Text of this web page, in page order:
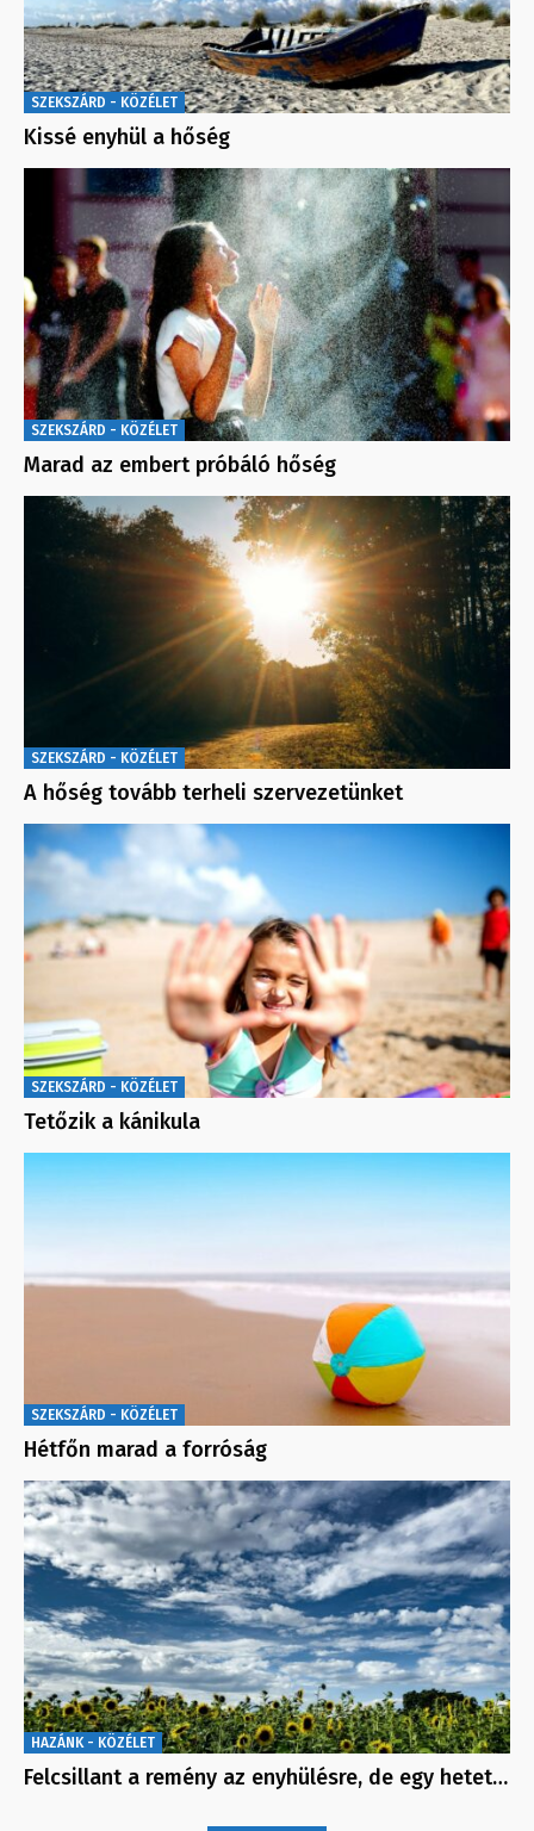
SZEKSZÁRD - KÖZÉLET
Kissé enyhül a hőség
SZEKSZÁRD - KÖZÉLET
Marad az embert próbáló hőség
SZEKSZÁRD - KÖZÉLET
A hőség tovább terheli szervezetünket
SZEKSZÁRD - KÖZÉLET
Tetőzik a kánikula
SZEKSZÁRD - KÖZÉLET
Hétfőn marad a forróság
HAZÁNK - KÖZÉLET
Felcsillant a remény az enyhülésre, de egy hetet…